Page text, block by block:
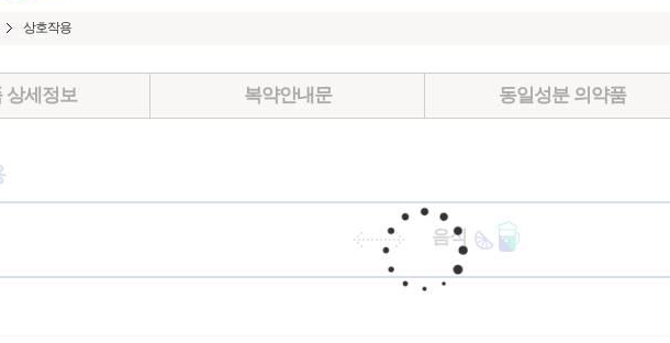
상호작용
상세정보 복약안내문 동일성분 의약품
음식